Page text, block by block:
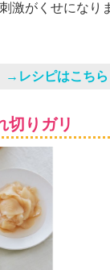
激がくせになり
→レシピはこちら
切りガリ